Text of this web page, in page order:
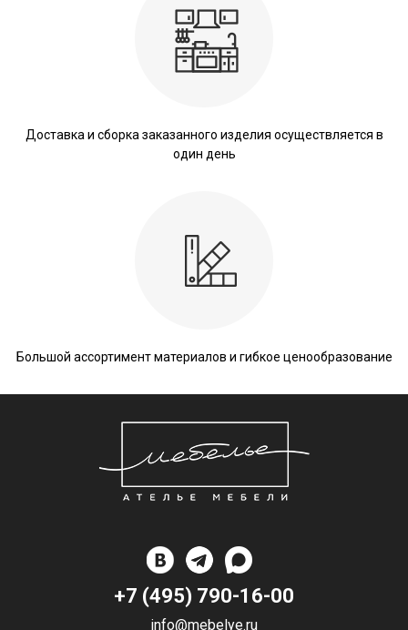
Доставка и сборка заказанного изделия осуществляется в
один день
Большой ассортимент материалов и гибкое ценообразование
+7 (495) 790-16-00
info@mebelye.ru